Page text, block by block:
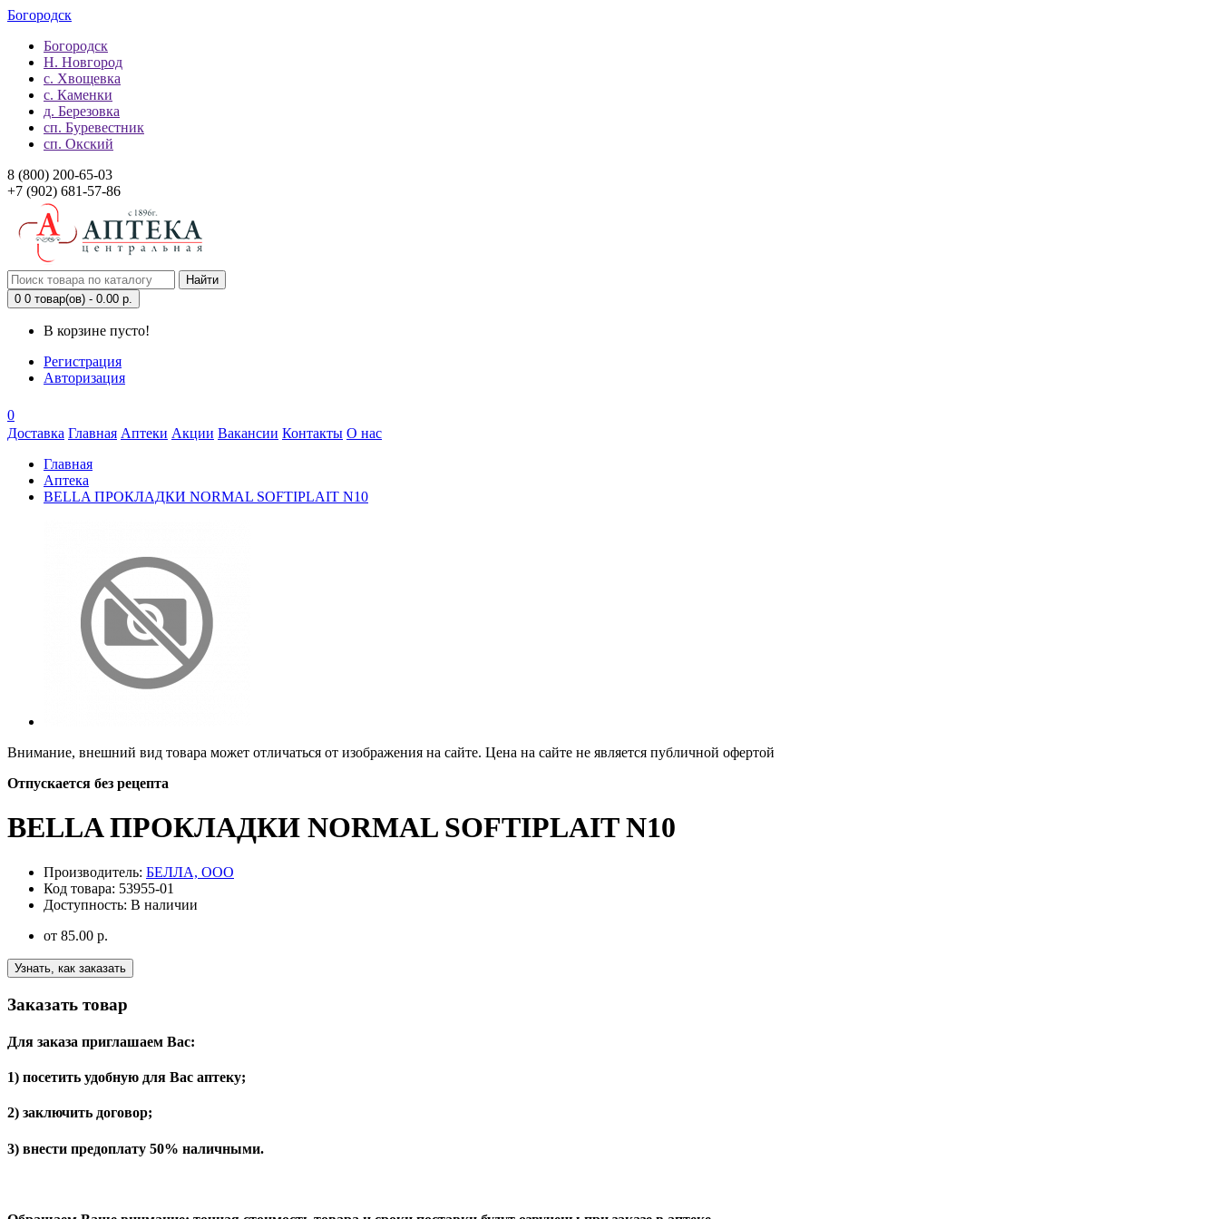
Богородск
Богородск
Н. Новгород
с. Хвощевка
с. Каменки
д. Березовка
сп. Буревестник
сп. Окский
8 (800) 200-65-03
+7 (902) 681-57-86
Найти
0 0 товар(ов) - 0.00 р.
В корзине пусто!
Регистрация
Авторизация
0
Доставка Главная Аптеки Акции Вакансии Контакты О нас
Главная
Аптека
BELLA ПРОКЛАДКИ NORMAL SOFTIPLAIT N10
Внимание, внешний вид товара может отличаться от изображения на сайте. Цена на сайте не является публичной офертой
Отпускается без рецепта
BELLA ПРОКЛАДКИ NORMAL SOFTIPLAIT N10
Производитель: БЕЛЛА, ООО
Код товара: 53955-01
Доступность: В наличии
от 85.00 р.
Узнать, как заказать
Заказать товар
Для заказа приглашаем Вас:
1) посетить удобную для Вас аптеку;
2) заключить договор;
3) внести предоплату 50% наличными.